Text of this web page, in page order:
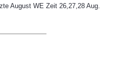
August WE Zeit 26,27,28 Aug.